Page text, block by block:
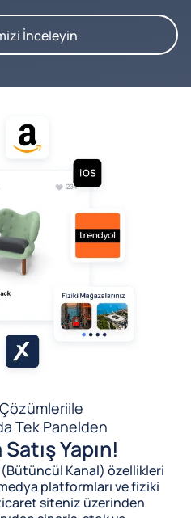
İnceleyin
ile
Tek Panelden
Yapın!
Kanal) özellikleri
platformları ve fiziki
siteniz üzerinden